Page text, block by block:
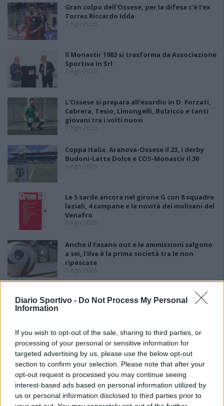
Diario Sportivo - Do Not Process My Personal
Information
If you wish to opt-out of the sale, sharing to third parties, or
processing of your personal or sensitive information for
targeted advertising by us, please use the below opt-out
section to confirm your selection. Please note that after your
opt-out request is processed you may continue seeing
interest-based ads based on personal information utilized by
us or personal information disclosed to third parties prior to
Gran colpo dell'Ossese, per la difesa c'è l'ex
Torres Riccardo Idda
7 Ago 2026
Il Monastir 1983 si trasforma da Associazione
Sportiva in Srl
7 Ago 2026
L'Ossese si prepara all'esordio in D: Forzati,
Cabrera, Tesio, Limongelli, Bolzicco e tanti
giovani tra i volti nuovi
7 Ago 2026
Coppa Italia: Aranova-Ossese il 23, i derby
Budoni-Latte Dolce e COS-Monastir il 30
6 Ago 2026
Le 5 sarde ancora nel girone G con 8 squadre
laziali, 4 campane e la novità dei molisani del
Venafro
6 Ago 2026
Anche il Fasano out e le ammissioni salgono
a sei, l'Ilva è la prima società tra le non
ripescate
5 Ago 2026
confermati